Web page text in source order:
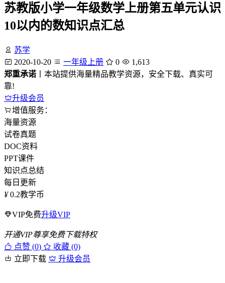
苏教版小学一年级数学上册第五单元认识
10以内的数知识点汇总
苏学
2020-10-20
一年级上册 0
1,613
郑重承诺 丨本站提供海量精品教学资源，安全下载、真实可
靠!
升级会员
增值服务：
海量资源
试卷真题
DOC资料
PPT课件
知识点总结
每日更新
¥ 0.2教学币
VIP免费升级VIP
开通VIP尊享免费下载特权
点赞 (0)
收藏 (0)
立即下载
升级会员